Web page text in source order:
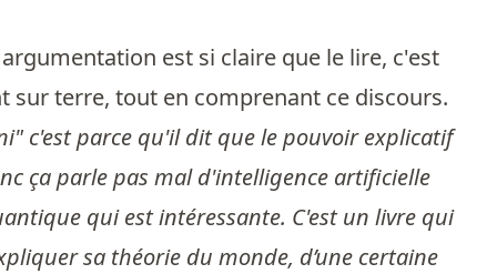
est si claire que le lire, c'est
sur terre, tout en comprenant ce discours.
c'est parce qu'il dit que le pouvoir explicatif
ça parle pas mal d'intelligence artificielle
qui est intéressante. C'est un livre qui
sa théorie du monde, d’une certaine